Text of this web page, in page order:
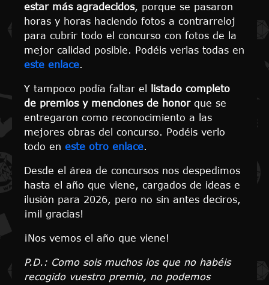
estar más agradecidos, porque se pasaron
horas y horas haciendo fotos a contrarreloj
para cubrir todo el concurso con fotos de la
mejor calidad posible. Podéis verlas todas en
este enlace.
Y tampoco podía faltar el
listado completo
de premios y menciones de honorque se
entregaron como reconocimiento a las
mejores obras del concurso. Podéis verlo
todo en este otro enlace.
Desde el área de concursos nos despedimos
hasta el año que viene, cargados de ideas e
ilusión para 2026, pero no sin antes deciros,
¡mil gracias!
¡Nos vemos el año que viene!
P.D.: Como sois muchos los que no habéis
recogido vuestro premio, no podemos